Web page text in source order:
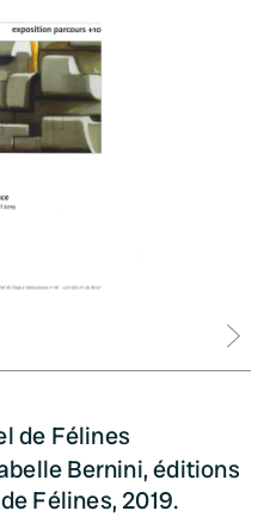
de Félines
Bernini, éditions
Félines, 2019.